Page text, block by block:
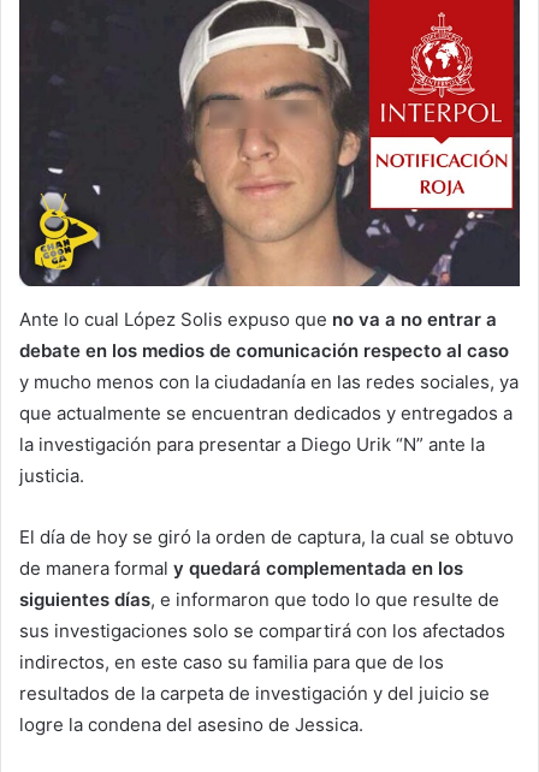
Ante lo cual López Solis expuso que no va a no entrar a
debate en los medios de comunicación respecto al caso
y mucho menos con la ciudadanía en las redes sociales, ya
que actualmente se encuentran dedicados y entregados a
la investigación para presentar a Diego Urik “N” ante la
justicia.
El día de hoy se giró la orden de captura, la cual se obtuvo
de manera formal y quedará complementada en los
siguientes días, e informaron que todo lo que resulte de
sus investigaciones solo se compartirá con los afectados
indirectos, en este caso su familia para que de los
resultados de la carpeta de investigación y del juicio se
logre la condena del asesino de Jessica.